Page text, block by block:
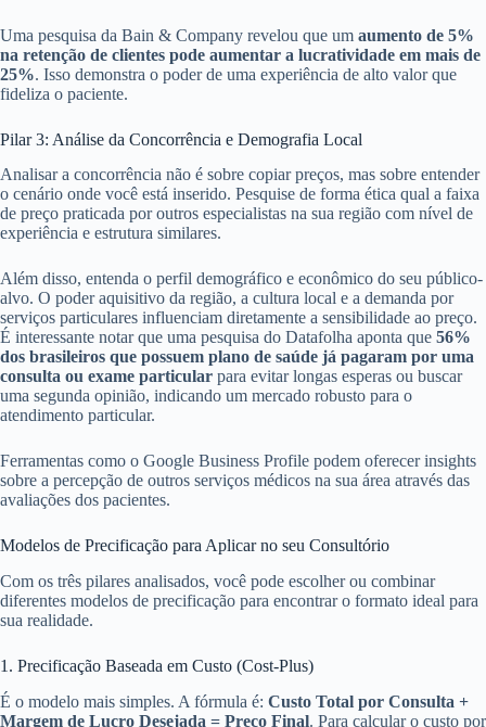
Uma pesquisa da Bain & Company revelou que um aumento de 5%
na retenção de clientes pode aumentar a lucratividade em mais de
25%. Isso demonstra o poder de uma experiência de alto valor que
fideliza o paciente.
Pilar 3: Análise da Concorrência e Demografia Local
Analisar a concorrência não é sobre copiar preços, mas sobre entender
o cenário onde você está inserido. Pesquise de forma ética qual a faixa
de preço praticada por outros especialistas na sua região com nível de
experiência e estrutura similares.
Além disso, entenda o perfil demográfico e econômico do seu público-
alvo. O poder aquisitivo da região, a cultura local e a demanda por
serviços particulares influenciam diretamente a sensibilidade ao preço.
É interessante notar que uma pesquisa do Datafolha aponta que 56%
dos brasileiros que possuem plano de saúde já pagaram por uma
consulta ou exame particular para evitar longas esperas ou buscar
uma segunda opinião, indicando um mercado robusto para o
atendimento particular.
Ferramentas como o Google Business Profile podem oferecer insights
sobre a percepção de outros serviços médicos na sua área através das
avaliações dos pacientes.
Modelos de Precificação para Aplicar no seu Consultório
Com os três pilares analisados, você pode escolher ou combinar
diferentes modelos de precificação para encontrar o formato ideal para
sua realidade.
1. Precificação Baseada em Custo (Cost-Plus)
É o modelo mais simples. A fórmula é: Custo Total por Consulta +
Margem de Lucro Desejada = Preço Final. Para calcular o custo por